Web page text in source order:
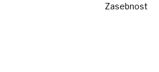
Zasebnost